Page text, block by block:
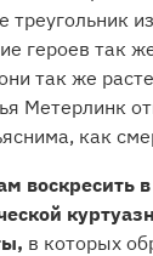
треугольник
героев так
так же
Метерлинк
как
воскресить
в которых